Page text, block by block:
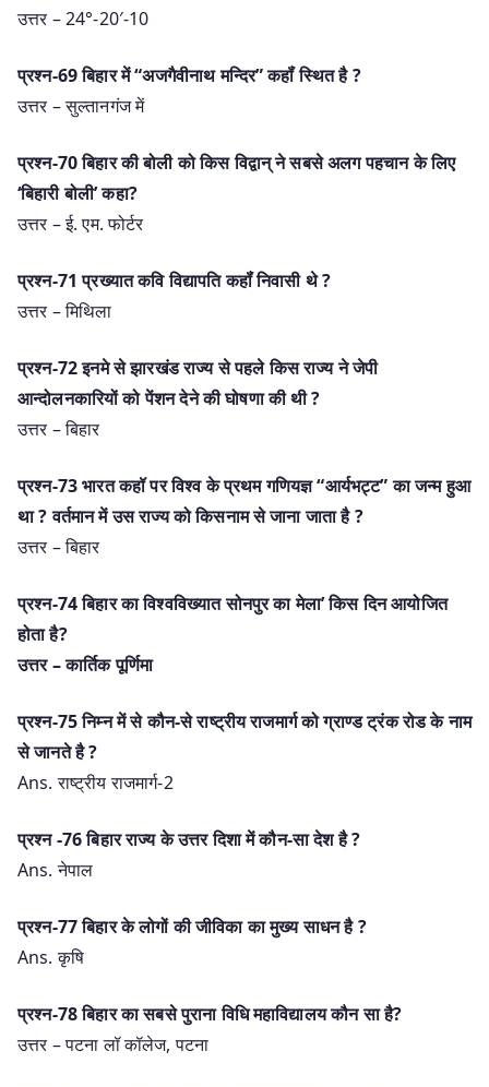
उत्तर – 24°-20′-10
प्रश्न-69 बिहार में “अजगैवीनाथ मन्दिर” कहॉं स्थित है ?
उत्तर – सुल्तानगंज में
प्रश्न-70 बिहार की बोली को किस विद्वान् ने सबसे अलग पहचान के लिए
‘बिहारी बोली’ कहा?
उत्तर – ई. एम. फोर्टर
प्रश्न-71 प्रख्यात कवि विद्यापति कहॉं निवासी थे ?
उत्तर – मिथिला
प्रश्न-72 इनमे से झारखंड राज्य से पहले किस राज्य ने जेपी
आन्दोलनकारियों को पेंशन देने की घोषणा की थी ?
उत्तर – बिहार
प्रश्न-73 भारत कहॉ पर विश्व के प्रथम गणियज्ञ “आर्यभट्ट” का जन्म हुआ
था ? वर्तमान में उस राज्य को किसनाम से जाना जाता है ?
उत्तर – बिहार
प्रश्न-74 बिहार का विश्वविख्यात सोनपुर का मेला’ किस दिन आयोजित
होता है?
उत्तर – कार्तिक पूर्णिमा
प्रश्न-75 निम्न में से कौन-से राष्ट्रीय राजमार्ग को ग्राण्ड ट्रंक रोड के नाम
से जानते है ?
Ans. राष्ट्रीय राजमार्ग-2
प्रश्न -76 बिहार राज्य के उत्तर दिशा में कौन-सा देश है ?
Ans. नेपाल
प्रश्न-77 बिहार के लोगों की जीविका का मुख्य साधन है ?
Ans. कृषि
प्रश्न-78 बिहार का सबसे पुराना विधि महाविद्यालय कौन सा है?
उत्तर – पटना लॉ कॉलेज, पटना